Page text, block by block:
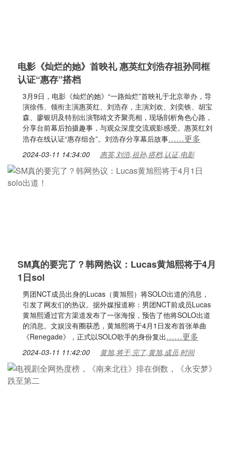
电影《灿烂的她》首映礼 惠英红刘浩存祖孙同框
认证“惠存”搭档
3月9日，电影《灿烂的她》“一路灿烂”首映礼于北京举办，导
演徐伟、领衔主演惠英红、刘浩存，主演刘欢、刘奕铁、胡宝
森、廖银玥及特别出演鄂靖文齐聚亮相，现场剖析角色心路，
分享台前幕后拍摄趣事，与观众深度交流观影感受。惠英红刘
浩存在线认证“惠存组合”。刘浩存分享幕后故事……更多
2024-03-11 14:34:00 惠英,刘浩,祖孙,搭档,认证,电影
SM真的要完了？韩网热议：Lucas黄旭熙将于4月
1日sol
男团NCT成员出身的Lucas（黄旭熙）将SOLO出道的消息，
引发了网友们的热议。据外媒报道称：男团NCT前成员Lucas
黄旭熙通过官方渠道发布了一张海报，预告了他将SOLO出道
的消息。文娱没有圈获悉，黄旭熙将于4月1日发布首张单曲
《Renegade》，正式以SOLO歌手的身份复出……更多
2024-03-11 11:42:00 黄旭,将于,完了,黄旭,成员,时间